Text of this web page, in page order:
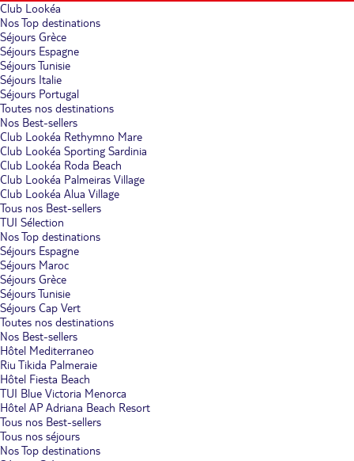
Club Lookéa
Nos Top destinations
Séjours Grèce
Séjours Espagne
Séjours Tunisie
Séjours Italie
Séjours Portugal
Toutes nos destinations
Nos Best-sellers
Club Lookéa Rethymno Mare
Club Lookéa Sporting Sardinia
Club Lookéa Roda Beach
Club Lookéa Palmeiras Village
Club Lookéa Alua Village
Tous nos Best-sellers
TUI Sélection
Nos Top destinations
Séjours Espagne
Séjours Maroc
Séjours Grèce
Séjours Tunisie
Séjours Cap Vert
Toutes nos destinations
Nos Best-sellers
Hôtel Mediterraneo
Riu Tikida Palmeraie
Hôtel Fiesta Beach
TUI Blue Victoria Menorca
Hôtel AP Adriana Beach Resort
Tous nos Best-sellers
Tous nos séjours
Nos Top destinations